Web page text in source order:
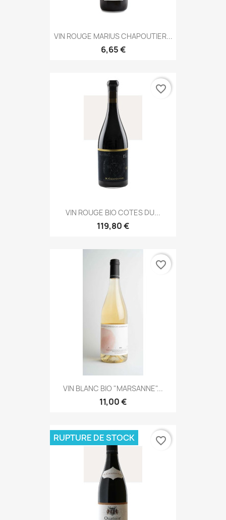
VIN ROUGE MARIUS CHAPOUTIER...
6,65 €
VIN ROUGE BIO COTES DU...
119,80 €
favorite_border
VIN BLANC BIO "MARSANNE"...
11,00 €
favorite_border
RUPTURE DE STOCK favorite_border